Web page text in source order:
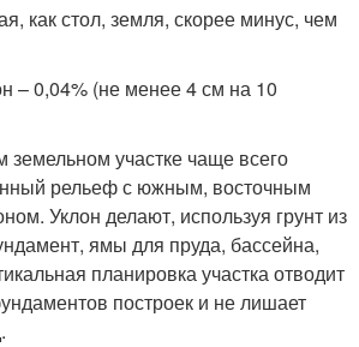
как стол, земля, скорее минус, чем
– 0,04% (не менее 4 см на 10
участке чаще всего
рельеф с южным, восточным
Уклон делают, используя грунт из
ямы для пруда, бассейна,
планировка участка отводит
построек и не лишает